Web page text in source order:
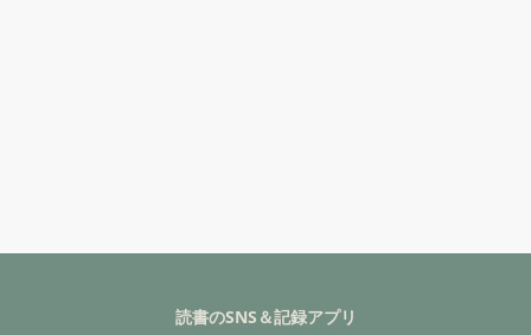
読書のSNS＆記録アプリ